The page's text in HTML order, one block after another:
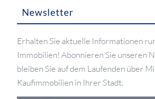
Newsletter
Erhalten Sie aktuelle Informationen
Immobilien! Abonnieren Sie unseren
bleiben Sie auf dem Laufenden über
Kaufimmobilien in Ihrer Stadt.